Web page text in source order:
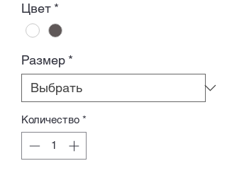
Цвет *
Размер *
Количество *